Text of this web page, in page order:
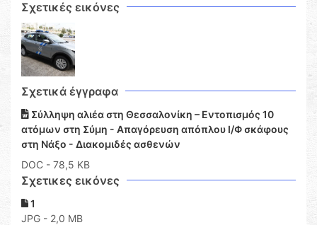
Σχετικές εικόνες
Σχετικά έγγραφα
Σύλληψη αλιέα στη Θεσσαλονίκη – Εντοπισμός 10
ατόμων στη Σύμη - Απαγόρευση απόπλου Ι/Φ σκάφους
στη Νάξο - Διακομιδές ασθενών
DOC - 78,5 KB
Σχετικες εικόνες
1
JPG - 2,0 MB